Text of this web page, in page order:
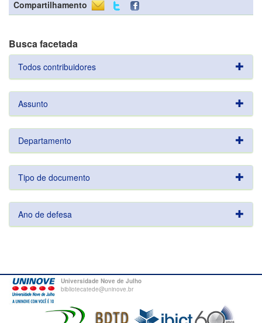
Compartilhamento
Busca facetada
Todos contribuidores
Assunto
Departamento
Tipo de documento
Ano de defesa
Universidade Nove de Julho
bibliotecatede@uninove.br